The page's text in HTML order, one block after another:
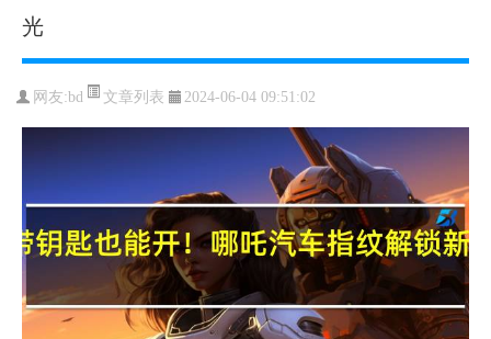
光
网友:bd 文章列表 2024-06-04 09:51:02